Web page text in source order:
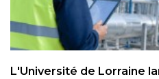
L'Université de Lorraine